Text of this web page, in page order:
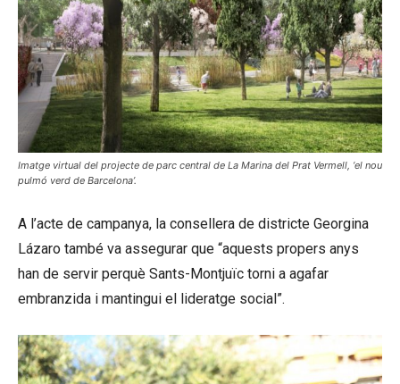
Imatge virtual del projecte de parc central de La Marina del Prat Vermell, ‘el nou
pulmó verd de Barcelona’.
A l’acte de campanya, la consellera de districte Georgina
Lázaro també va assegurar que “aquests propers anys
han de servir perquè Sants-Montjuïc torni a agafar
embranzida i mantingui el lideratge social”.